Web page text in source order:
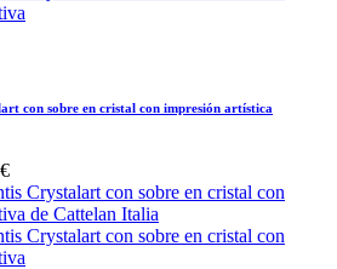
con sobre en cristal con impresión artística